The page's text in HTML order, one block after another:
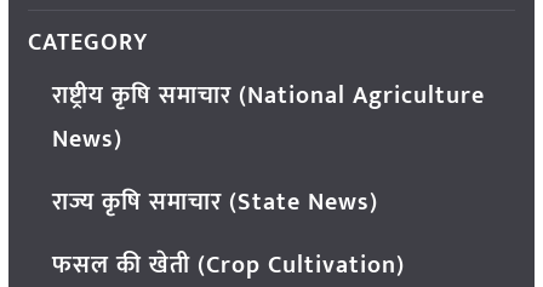
CATEGORY
राष्ट्रीय कृषि समाचार (National Agriculture
News)
राज्य कृषि समाचार (State News)
फसल की खेती (Crop Cultivation)